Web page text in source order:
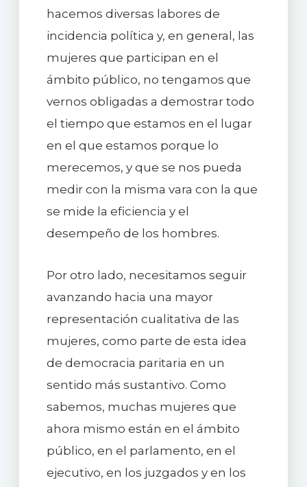
hacemos diversas labores de
incidencia política y, en general, las
mujeres que participan en el
ámbito público, no tengamos que
vernos obligadas a demostrar todo
el tiempo que estamos en el lugar
en el que estamos porque lo
merecemos, y que se nos pueda
medir con la misma vara con la que
se mide la eficiencia y el
desempeño de los hombres.
Por otro lado, necesitamos seguir
avanzando hacia una mayor
representación cualitativa de las
mujeres, como parte de esta idea
de democracia paritaria en un
sentido más sustantivo. Como
sabemos, muchas mujeres que
ahora mismo están en el ámbito
público, en el parlamento, en el
ejecutivo, en los juzgados y en los